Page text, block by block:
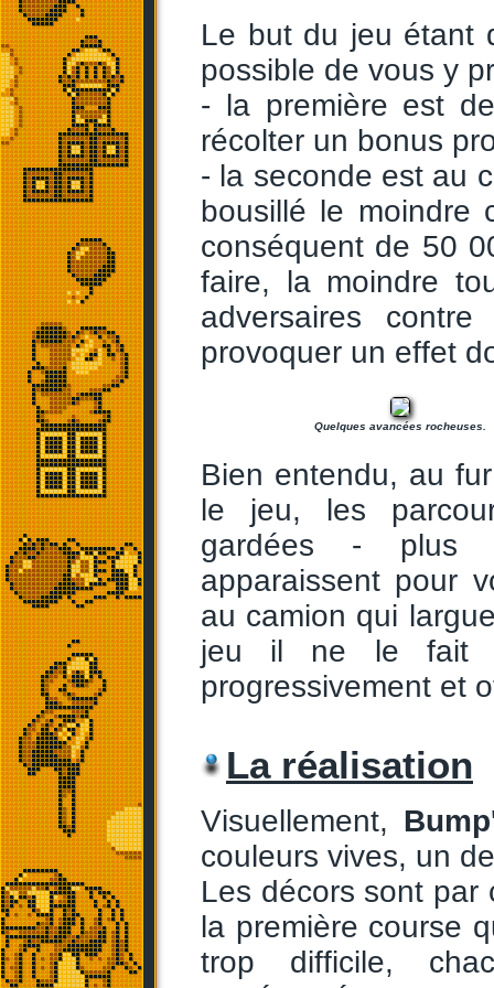
Le but du jeu étant
possible de vous y
- la première est
récolter un bonus
- la seconde est au
bousillé le moindre
conséquent de 50
faire, la moindre
adversaires
provoquer un effet
Quelques avancées rocheuses.
Bien entendu, au
le jeu, les
gardées - plus
apparaissent pour
au camion qui
jeu il ne le fait
progressivement et
La réalisation
Visuellement,
couleurs vives, un
Les décors sont par
la première course
trop difficile,